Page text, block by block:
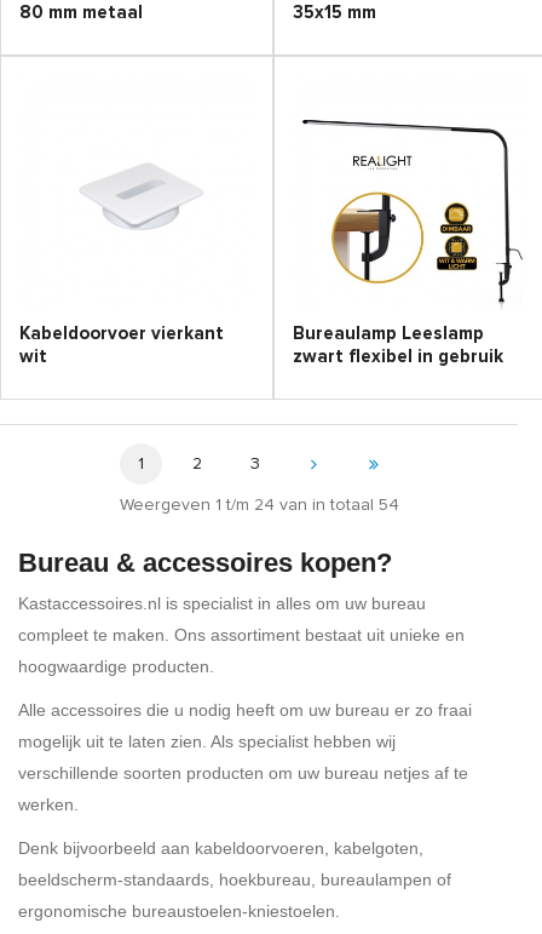
Bureau & accessoires kopen?
Kastaccessoires.nl is specialist in alles om uw bureau
compleet te maken. Ons assortiment bestaat uit unieke en
hoogwaardige producten.
Alle accessoires die u nodig heeft om uw bureau er zo fraai
mogelijk uit te laten zien. Als specialist hebben wij
verschillende soorten producten om uw bureau netjes af te
werken.
Denk bijvoorbeeld aan kabeldoorvoeren, kabelgoten,
beeldscherm-standaards, hoekbureau, bureaulampen of
ergonomische bureaustoelen-kniestoelen.
80 mm metaal
35x15 mm
Kabeldoorvoer vierkant
wit
Bureaulamp Leeslamp
zwart flexibel in gebruik
1 2 3
Weergeven 1 t/m 24 van in totaal 54